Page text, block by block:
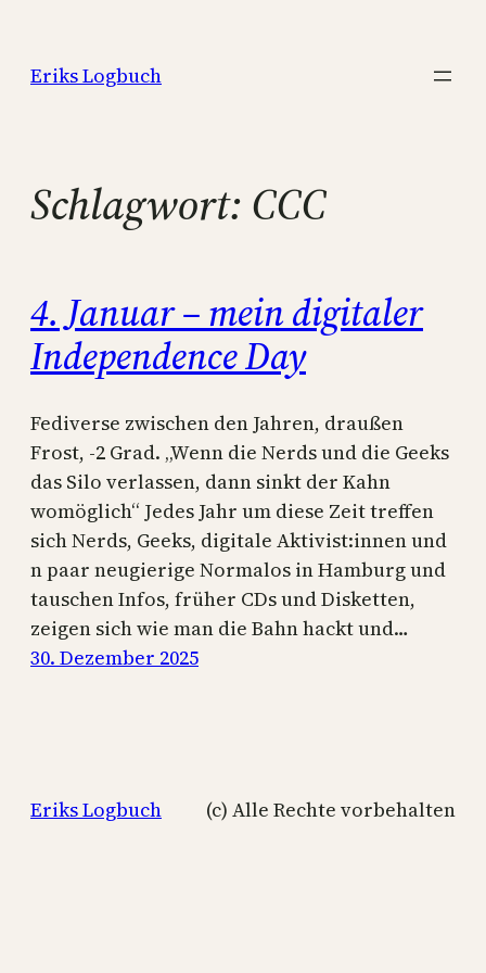
springen
Eriks Logbuch
Schlagwort: CCC
4. Januar – mein digitaler
Independence Day
Fediverse zwischen den Jahren, draußen
Frost, -2 Grad. „Wenn die Nerds und die Geeks
das Silo verlassen, dann sinkt der Kahn
womöglich“ Jedes Jahr um diese Zeit treffen
sich Nerds, Geeks, digitale Aktivist:innen und
n paar neugierige Normalos in Hamburg und
tauschen Infos, früher CDs und Disketten,
zeigen sich wie man die Bahn hackt und…
30. Dezember 2025
Eriks Logbuch (c) Alle Rechte vorbehalten